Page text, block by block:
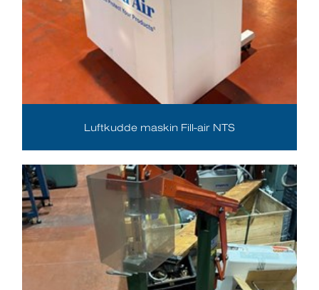
Luftkudde maskin Fill-air NTS